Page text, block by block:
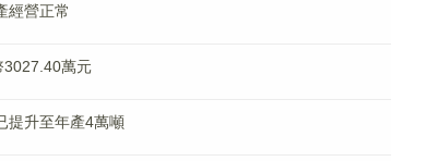
經營正常
3027.40萬元
提升至年產4萬噸